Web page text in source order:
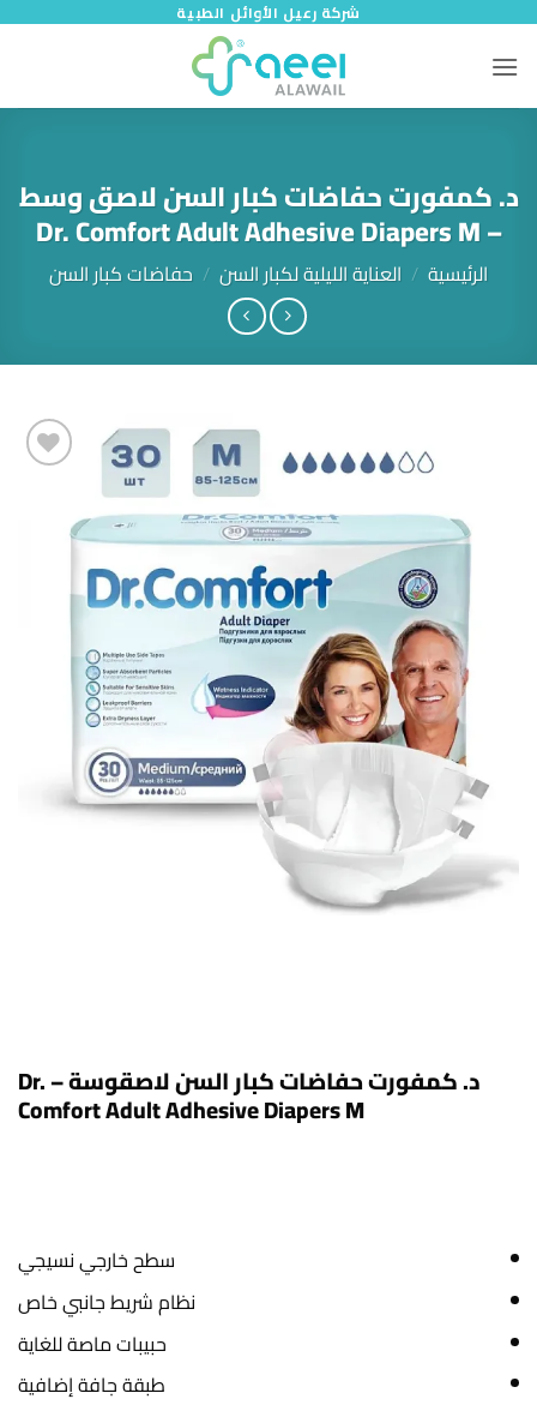
شركة رعيل الأوائل الطبية
د. كمفورت حفاضات كبار السن لاصق وسط
– Dr. Comfort Adult Adhesive Diapers M
الرئيسية / العناية الليلية لكبار السن / حفاضات كبار السن
د. كمفورت حفاضات كبار السن لاصقوسة – Dr.
Comfort Adult Adhesive Diapers M
سطح خارجي نسيجي
نظام شريط جانبي خاص
حبيبات ماصة للغاية
طبقة جافة إضافية